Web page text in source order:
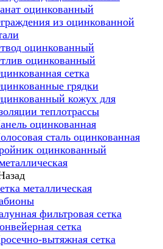
оцинкованный
из оцинкованной
оцинкованный
оцинкованный
сетка
грядки
кожух для
теплотрассы
оцинкованная
сталь оцинкованная
оцинкованный
металлическая
фильтровая сетка
сетка
вытяжная сетка